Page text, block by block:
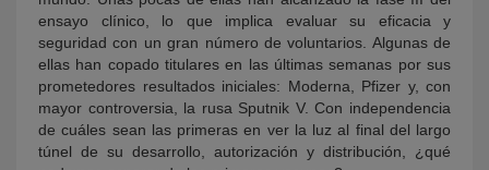
ensayo clínico, lo que implica evaluar su eficacia y
seguridad con un gran número de voluntarios. Algunas de
ellas han copado titulares en las últimas semanas por sus
prometedores resultados iniciales: Moderna, Pfizer y, con
mayor controversia, la rusa Sputnik V. Con independencia
de cuáles sean las primeras en ver la luz al final del largo
túnel de su desarrollo, autorización y distribución, ¿qué